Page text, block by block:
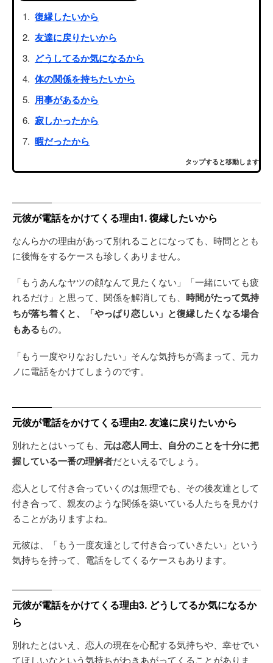
復縁したいから
友達に戻りたいから
どうしてるか気になるから
体の関係を持ちたいから
用事があるから
寂しかったから
暇だったから
タップすると移動します
元彼が電話をかけてくる理由1. 復縁したいから
なんらかの理由があって別れることになっても、時間ととも
に後悔をするケースも珍しくありません。
「もうあんなヤツの顔なんて見たくない」「一緒にいても疲
れるだけ」と思って、関係を解消しても、 時間がたって気持
ちが落ち着くと、「やっぱり恋しい」と復縁したくなる場合
もあるもの。
「もう一度やりなおしたい」そんな気持ちが高まって、元カ
ノに電話をかけてしまうのです。
元彼が電話をかけてくる理由2. 友達に戻りたいから
別れたとはいっても、 元は恋人同士、自分のことを十分に把
握している一番の理解者だといえるでしょう。
恋人として付き合っていくのは無理でも、その後友達として
付き合って、親友のような関係を築いている人たちを見かけ
ることがありますよね。
元彼は、「もう一度友達として付き合っていきたい」という
気持ちを持って、電話をしてくるケースもあります。
元彼が電話をかけてくる理由3. どうしてるか気になるか
ら
別れたとはいえ、恋人の現在を心配する気持ちや、幸せでい
てほしいなという気持ちがわきあがってくることがありま